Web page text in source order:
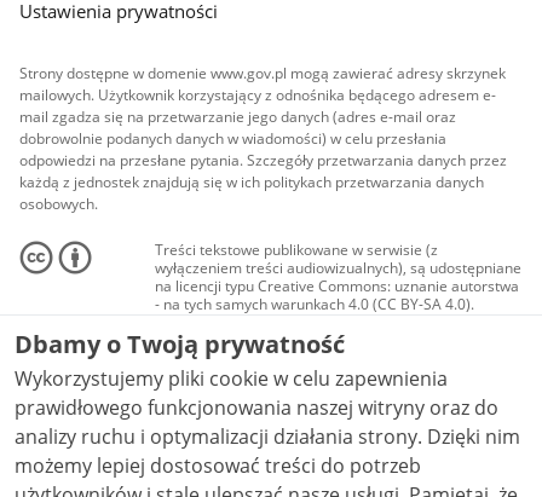
Ustawienia prywatności
Strony dostępne w domenie www.gov.pl mogą zawierać adresy skrzynek
mailowych. Użytkownik korzystający z odnośnika będącego adresem e-
mail zgadza się na przetwarzanie jego danych (adres e-mail oraz
dobrowolnie podanych danych w wiadomości) w celu przesłania
odpowiedzi na przesłane pytania. Szczegóły przetwarzania danych przez
każdą z jednostek znajdują się w ich politykach przetwarzania danych
osobowych.
Treści tekstowe publikowane w serwisie (z
wyłączeniem treści audiowizualnych), są udostępniane
na licencji typu Creative Commons: uznanie autorstwa
- na tych samych warunkach 4.0 (CC BY-SA 4.0).
Materiały audiowizualne, w tym zdjęcia, materiały
audio i wideo, są udostępniane na licencji typu
Creative Commons: uznanie autorstwa użycie
niekomercyjne - bez utworów zależnych 4.0 (CC BY-
NC-ND 4.0), o ile nie jest to stwierdzone inaczej.
Dbamy o Twoją prywatność
Wykorzystujemy pliki cookie w celu zapewnienia
prawidłowego funkcjonowania naszej witryny oraz do
analizy ruchu i optymalizacji działania strony. Dzięki nim
możemy lepiej dostosować treści do potrzeb